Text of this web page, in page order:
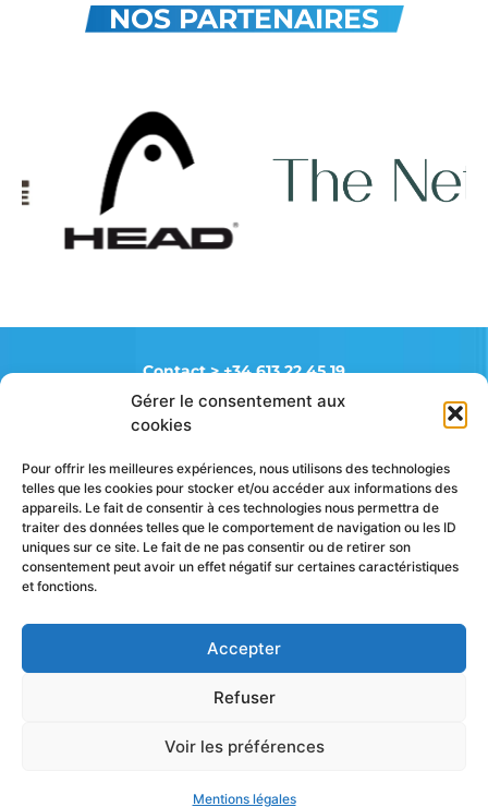
Gérer le consentement aux
cookies
Pour offrir les meilleures expériences, nous utilisons des technologies
telles que les cookies pour stocker et/ou accéder aux informations des
appareils. Le fait de consentir à ces technologies nous permettra de
traiter des données telles que le comportement de navigation ou les ID
uniques sur ce site. Le fait de ne pas consentir ou de retirer son
consentement peut avoir un effet négatif sur certaines caractéristiques
et fonctions.
Accepter
Refuser
Voir les préférences
Mentions légales
NOS PARTENAIRES
Contact > +34 613 22 45 19
Politique de cookies (UE)
Suivez toute notre actu
de padel • Design & conception du site internet :